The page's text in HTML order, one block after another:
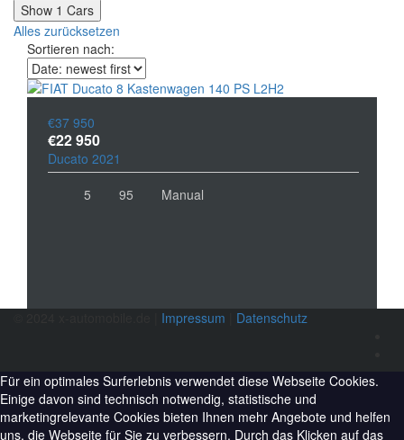
Show 1 Cars
Alles zurücksetzen
Sortieren nach:
€37 950
€22 950
Ducato 2021
5
95 Manual
Impressum Datenschutz
Für ein optimales Surferlebnis verwendet diese Webseite Cookies.
Einige davon sind technisch notwendig, statistische und
marketingrelevante Cookies bieten Ihnen mehr Angebote und helfen
uns, die Webseite für Sie zu verbessern. Durch das Klicken auf das